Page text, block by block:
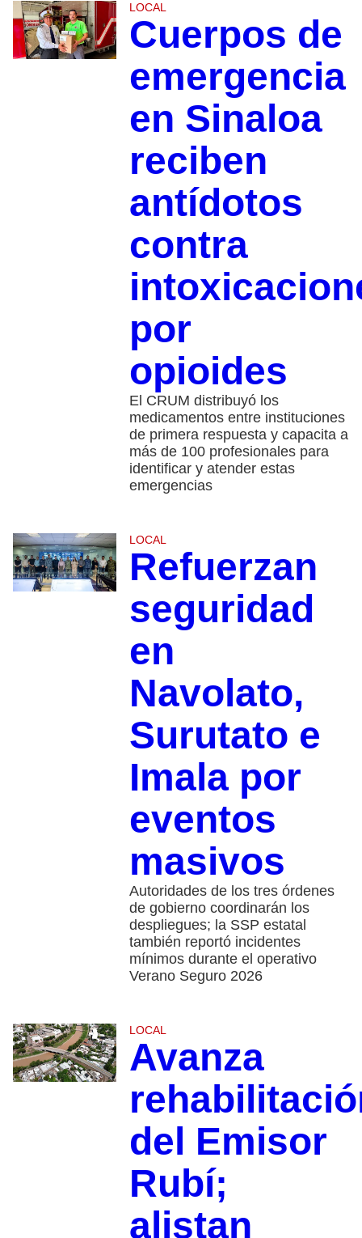
LOCAL
Cuerpos de
emergencia
en Sinaloa
reciben
antídotos
contra
por
opioides
El CRUM distribuyó los
medicamentos entre instituciones
de primera respuesta y capacita a
más de 100 profesionales para
identificar y atender estas
emergencias
LOCAL
Refuerzan
seguridad
en
Navolato,
Surutato e
Imala por
eventos
masivos
Autoridades de los tres órdenes
de gobierno coordinarán los
despliegues; la SSP estatal
también reportó incidentes
mínimos durante el operativo
Verano Seguro 2026
LOCAL
Avanza
del Emisor
Rubí;
alistan